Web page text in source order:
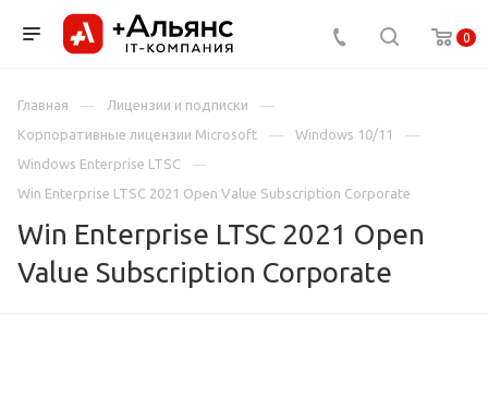
0
Главная
Лицензии и подписки
Корпоративные лицензии Microsoft
Windows 10/11
Windows Enterprise LTSC
Win Enterprise LTSC 2021 Open Value Subscription Corporate
Win Enterprise LTSC 2021 Open
Value Subscription Corporate